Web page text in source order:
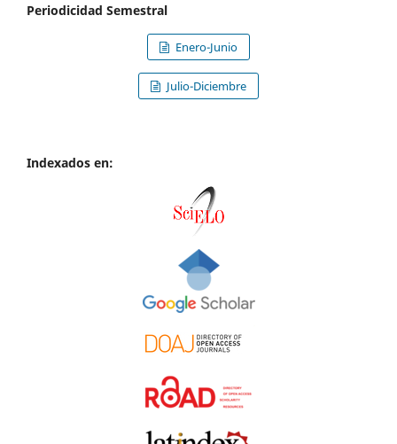
Periodicidad Semestral
Enero-Junio
Julio-Diciembre
Indexados en: